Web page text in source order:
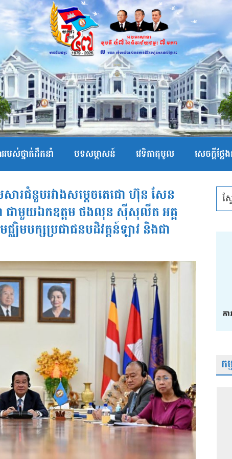
របស់ថ្នាក់ដឹកនាំ បទសម្ភាសន៍ វេទិកាតុមូល សេចក្ដីថ្ល
ារជំនួបរវាងសម្តេចតេជោ ហ៊ុន សែន
ជាមួយឯកឧត្តម ថងលុន ស៊ីសុលីត អគ្គ
ឈិមបក្សប្រជាជនបដិវត្តន៍ឡាវ និងជា
ក